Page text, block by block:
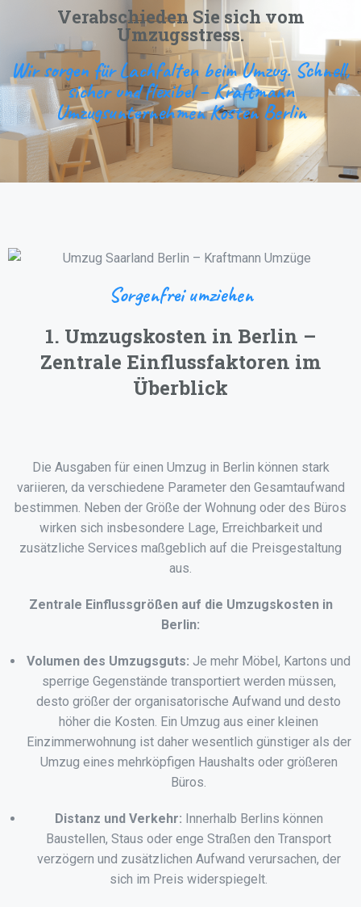
Verabschieden Sie sich vom
Umzugsstress.
Wir sorgen für Lachfalten beim Umzug. Schnell,
sicher und flexibel – Kraftmann
Umzugsunternehmen Kosten Berlin
Sorgenfrei umziehen
1. Umzugskosten in Berlin –
Zentrale Einflussfaktoren im
Überblick
Die Ausgaben für einen Umzug in Berlin können stark
variieren, da verschiedene Parameter den Gesamtaufwand
bestimmen. Neben der Größe der Wohnung oder des Büros
wirken sich insbesondere Lage, Erreichbarkeit und
zusätzliche Services maßgeblich auf die Preisgestaltung
aus.
Zentrale Einflussgrößen auf die Umzugskosten in
Berlin:
Volumen des Umzugsguts: Je mehr Möbel, Kartons und
sperrige Gegenstände transportiert werden müssen,
desto größer der organisatorische Aufwand und desto
höher die Kosten. Ein Umzug aus einer kleinen
Einzimmerwohnung ist daher wesentlich günstiger als der
Umzug eines mehrköpfigen Haushalts oder größeren
Büros.
Distanz und Verkehr: Innerhalb Berlins können
Baustellen, Staus oder enge Straßen den Transport
verzögern und zusätzlichen Aufwand verursachen, der
sich im Preis widerspiegelt.